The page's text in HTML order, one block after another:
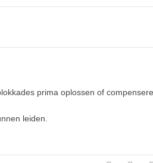
prima oplossen of
leiden.